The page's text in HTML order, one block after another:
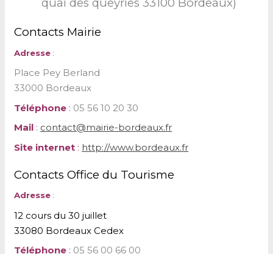
Contacts Mairie
Adresse :
Place Pey Berland
33000 Bordeaux
Téléphone : 05 56 10 20 30
Mail : contact@mairie-bordeaux.fr
Site internet : http://www.bordeaux.fr
Contacts Office du Tourisme
Adresse :
12 cours du 30 juillet
33080 Bordeaux Cedex
Téléphone : 05 56 00 66 00